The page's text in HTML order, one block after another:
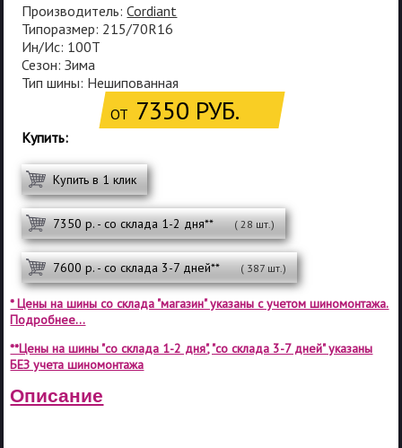
Производитель:Cordiant
Типоразмер: 215/70R16
Ин/Ис: 100T
Сезон: Зима
Тип шины: Нешипованная
ОТ 7350 РУБ.
Купить:
Купить в 1 клик
7350 р. - со склада 1-2 дня** ( 28 шт.)
7600 р. - со склада 3-7 дней** ( 387 шт.)
* Цены на шины со склада "магазин" указаны с учетом шиномонтажа.
Подробнее...
**Цены на шины "со склада 1-2 дня", "со склада 3-7 дней" указаны
БЕЗ учета шиномонтажа
Описание